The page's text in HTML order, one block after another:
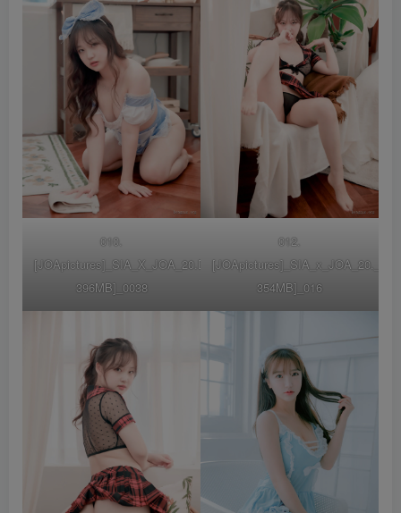
010.
[JOApictures]_SIA_X_JOA_20.DECEMBER_VOL.2_[51P-
396MB]_0038
012.
354MB]_016